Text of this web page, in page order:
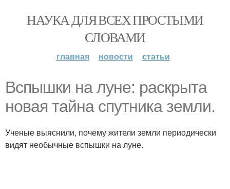
НАУКА ДЛЯ ВСЕХ ПРОСТЫМИ
СЛОВАМИ
главная новости статьи
Вспышки на луне: раскрыта
новая тайна спутника земли.
Ученые выяснили, почему жители земли периодически
видят необычные вспышки на луне.